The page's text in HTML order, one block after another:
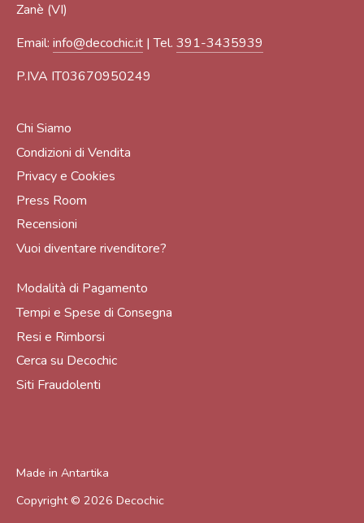
Zanè (VI)
Email: info@decochic.it | Tel. 391-3435939
P.IVA IT03670950249
Chi Siamo
Condizioni di Vendita
Privacy e Cookies
Press Room
Recensioni
Vuoi diventare rivenditore?
Modalità di Pagamento
Tempi e Spese di Consegna
Resi e Rimborsi
Cerca su Decochic
Siti Fraudolenti
Made in Antartika
Copyright © 2026 Decochic